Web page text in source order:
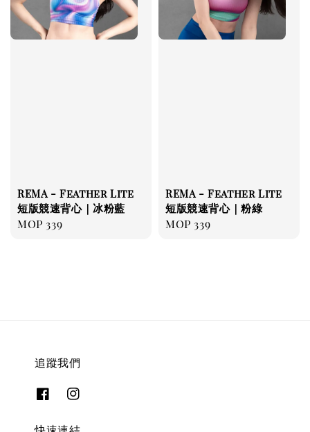
REMA - Feather Lite
短版競速背心｜冰粉藍
Regular
MOP 339
REMA - Feather Lite
短版競速背心｜粉綠
Regular
MOP 339
追蹤我們